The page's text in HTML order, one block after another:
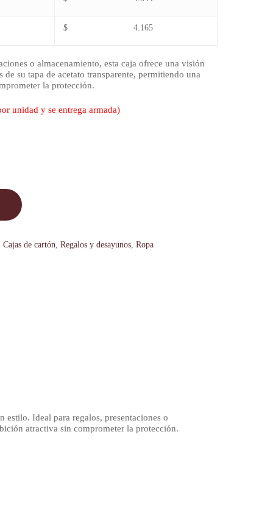
$ 4.165
o almacenamiento, esta caja ofrece una visión
de su tapa de acetato transparente, permitiendo una
la protección.
unidad y se entrega armada)
,Cajas de cartón ,Regalos y desayunos ,Ropa
estilo. Ideal para regalos, presentaciones o
atractiva sin comprometer la protección.